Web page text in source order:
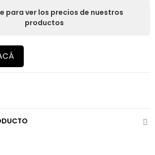
para ver los precios de nuestros
productos